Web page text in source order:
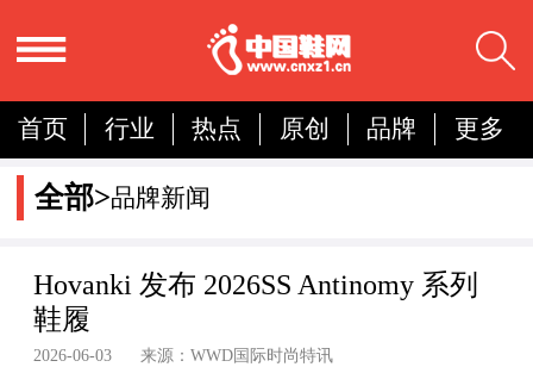
首页 行业 热点 原创 品牌
更多
国内
国际
分析
全部>品牌新闻
Hovanki 发布 2026SS Antinomy 系列
鞋履
2026-06-03 来源：WWD国际时尚特讯